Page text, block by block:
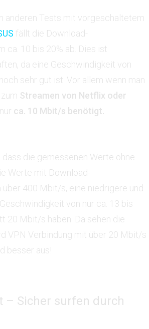
anderen Tests mit vorgeschaltetem
fällt die Download-
ca. 10 bis 20% ab. Dies ist
da eine Geschwindigkeit von
sehr gut ist. Vor allem wenn man
Streamen von Netflix oder
ca. 10 Mbit/s benötigt.
die gemessenen Werte ohne
Werte mit Download-
400 Mbit/s, eine niedrigere und
von nur ca. 13 bis
20 Mbit/s haben. Da sehen die
VPN Verbindung mit über 20 Mbit/s
besser aus!
– Sicher surfen durch